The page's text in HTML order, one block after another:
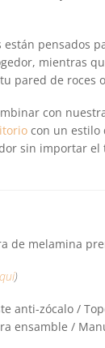
están pensados
mientras
pared de roces
con
con un estilo
sin importar el
de melamina
)
anti-zócalo /
ensamble /